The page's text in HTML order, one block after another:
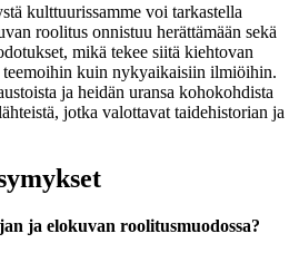
kulttuurissamme voi tarkastella
roolitus onnistuu herättämään sekä
mikä tekee siitä kiehtovan
teemoihin kuin nykyaikaisiin ilmiöihin.
ja heidän uransa kohokohdista
jotka valottavat taidehistorian ja
ja elokuvan roolitusmuodossa?